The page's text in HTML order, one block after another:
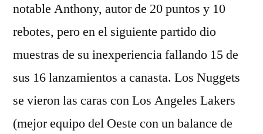
notable Anthony, autor de 20 puntos y 10
rebotes, pero en el siguiente partido dio
muestras de su inexperiencia fallando 15 de
sus 16 lanzamientos a canasta. Los Nuggets
se vieron las caras con Los Angeles Lakers
(mejor equipo del Oeste con un balance de